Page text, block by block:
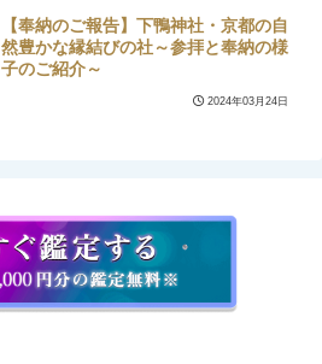
【奉納のご報告】下鴨神社・京都の自
然豊かな縁結びの社～参拝と奉納の様
子のご紹介～
2024年03月24日